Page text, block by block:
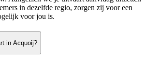
in dezelfde regio, zorgen zij voor een
voor jou is.
in Acquoij?